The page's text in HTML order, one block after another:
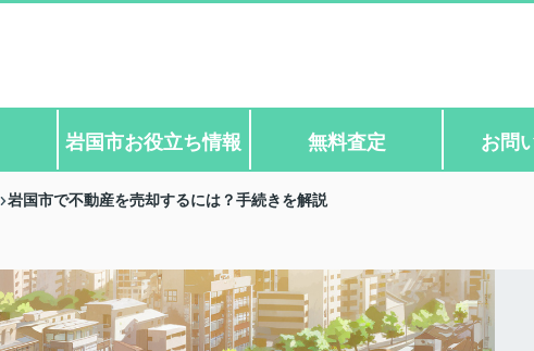
岩国市お役立ち情報 無料査定 お問
岩国市で不動産を売却するには？手続きを解説